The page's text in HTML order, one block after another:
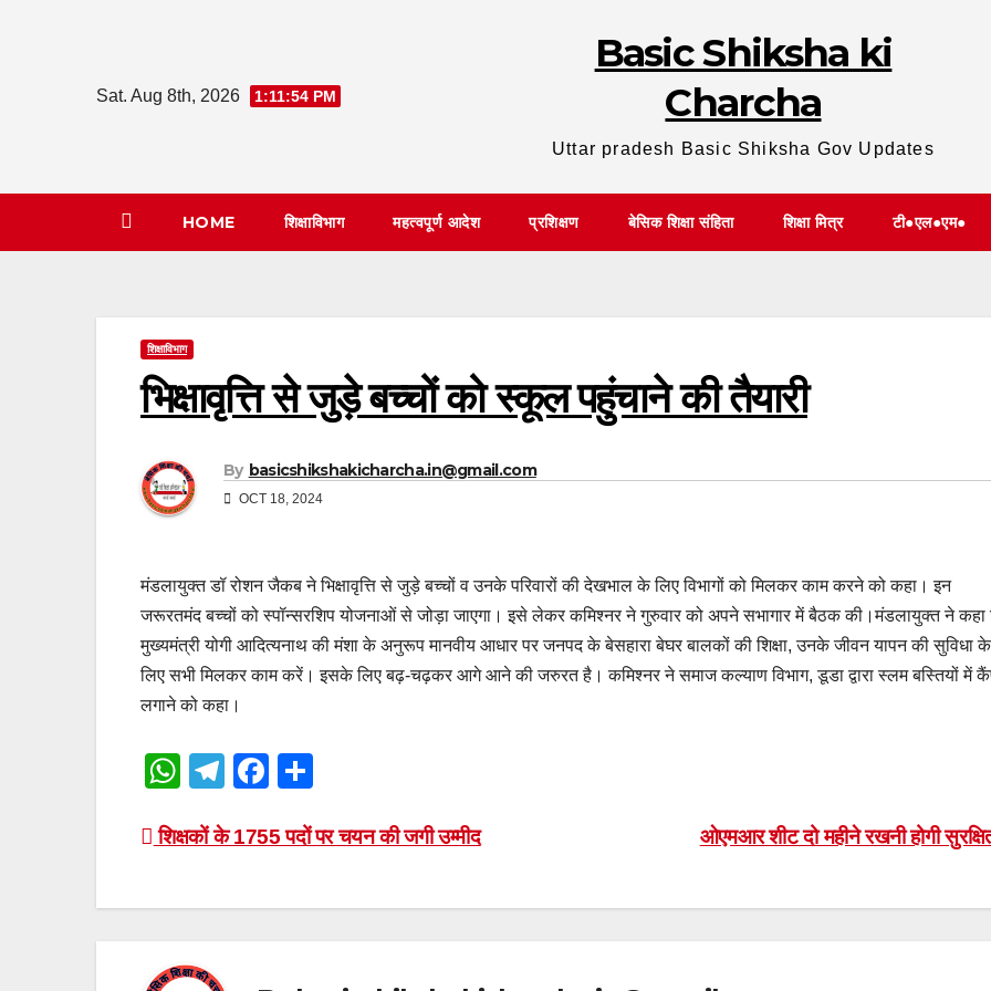
Sat. Aug 8th, 2026 1:11:55 PM
Basic Shiksha ki
Charcha
Uttar pradesh Basic Shiksha Gov Updates
HOME शिक्षाविभाग महत्वपूर्ण आदेश प्रशिक्षण बेसिक शिक्षा संहिता शिक्षा मित्र टी●एल●एम●
शिक्षाविभाग
भिक्षावृत्ति से जुड़े बच्चों को स्कूल पहुंचाने की तैयारी
By basicshikshakicharcha.in@gmail.com
OCT 18, 2024
मंडलायुक्त डॉ रोशन जैकब ने भिक्षावृत्ति से जुड़े बच्चों व उनके परिवारों की देखभाल के लिए विभागों को मिलकर काम करने को कहा। इन
जरूरतमंद बच्चों को स्पॉन्सरशिप योजनाओं से जोड़ा जाएगा। इसे लेकर कमिश्नर ने गुरुवार को अपने सभागार में बैठक की।मंडलायुक्त ने कहा
मुख्यमंत्री योगी आदित्यनाथ की मंशा के अनुरूप मानवीय आधार पर जनपद के बेसहारा बेघर बालकों की शिक्षा, उनके जीवन यापन की सुविधा के
लिए सभी मिलकर काम करें। इसके लिए बढ़-चढ़कर आगे आने की जरुरत है। कमिश्नर ने समाज कल्याण विभाग, डूडा द्वारा स्लम बस्तियों में
लगाने को कहा।
W
at
A
T
e
a
F
c
b
ar
Post
ओएमआर शीट दो महीने रखनी होगी
शिक्षकों के 1755 पदों पर चयन की जगी उम्मीद